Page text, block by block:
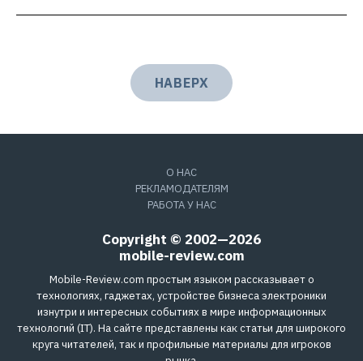
НАВЕРХ
О НАС
РЕКЛАМОДАТЕЛЯМ
РАБОТА У НАС
Copyright © 2002—2026
mobile-review.com
Mobile-Review.com простым языком рассказывает о
технологиях, гаджетах, устройстве бизнеса электроники
изнутри и интересных событиях в мире информационных
технологий (IT). На сайте представлены как статьи для широкого
круга читателей, так и профильные материалы для игроков